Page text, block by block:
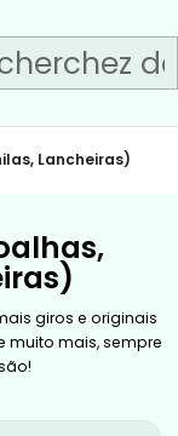
Lancheiras)
giros e originais
muito mais, sempre